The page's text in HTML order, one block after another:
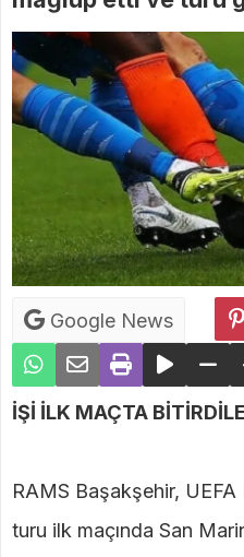
Google News
İŞİ İLK MAÇTA
RAMS Başakşehir,
turu ilk maçında San